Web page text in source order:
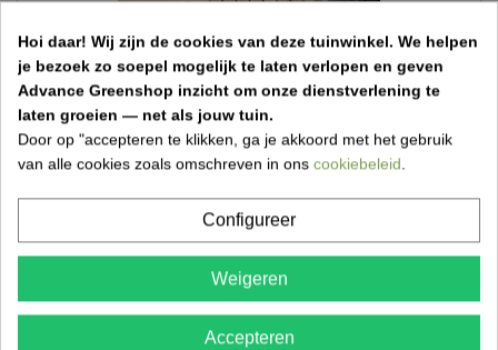
€ 17,00
Hoi daar! Wij zijn de cookies van deze tuinwinkel. We helpen
je bezoek zo soepel mogelijk te laten verlopen en geven
Advance Greenshop inzicht om onze dienstverlening te
laten groeien — net als jouw tuin.
Door op "accepteren te klikken, ga je akkoord met het gebruik
van alle cookies zoals omschreven in ons cookiebeleid
Configureer
Weigeren
Accepteren